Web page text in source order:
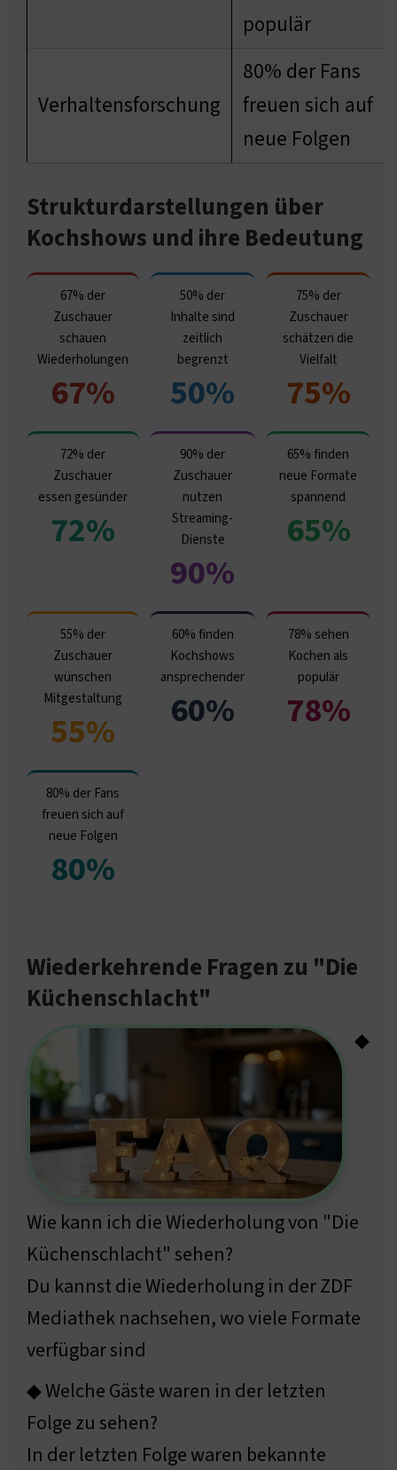
populär
Verhaltensforschung
80% der Fans
freuen sich auf
neue Folgen
Strukturdarstellungen über
Kochshows und ihre Bedeutung
67% der
Zuschauer
schauen
Wiederholungen
67%
50% der
Inhalte sind
zeitlich
begrenzt
50%
75% der
Zuschauer
schätzen die
Vielfalt
75%
72% der
Zuschauer
essen gesünder
72%
90% der
Zuschauer
nutzen
Streaming-
Dienste
90%
65% finden
neue Formate
spannend
65%
55% der
Zuschauer
wünschen
Mitgestaltung
55%
60% finden
Kochshows
ansprechender
60%
78% sehen
Kochen als
populär
78%
80% der Fans
freuen sich auf
neue Folgen
80%
Wiederkehrende Fragen zu "Die
Küchenschlacht"
◆
Wie kann ich die Wiederholung von "Die
Küchenschlacht" sehen?
Du kannst die Wiederholung in der ZDF
Mediathek nachsehen, wo viele Formate
verfügbar sind
◆ Welche Gäste waren in der letzten
Folge zu sehen?
In der letzten Folge waren bekannte